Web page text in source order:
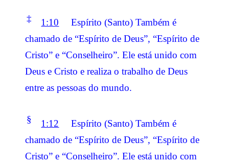
‡ 1:10
Espírito (Santo) Também é
chamado de “Espírito de Deus”, “Espírito de
Cristo” e “Conselheiro”. Ele está unido com
Deus e Cristo e realiza o trabalho de Deus
entre as pessoas do mundo.
§ 1:12
Espírito (Santo) Também é
chamado de “Espírito de Deus”, “Espírito de
Cristo” e “Conselheiro”. Ele está unido com